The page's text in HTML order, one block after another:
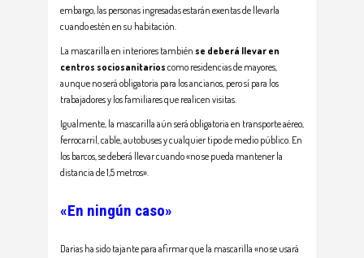
embargo, las personas ingresadas estarán exentas de llevarla
cuando estén en su habitación.
La mascarilla en interiores también se deberá llevar en
centros sociosanitarios como residencias de mayores,
aunque no será obligatoria para los ancianos, pero sí para los
trabajadores y los familiares que realicen visitas.
Igualmente, la mascarilla aún será obligatoria en transporte aéreo,
ferrocarril, cable, autobuses y cualquier tipo de medio público. En
los barcos, se deberá llevar cuando «no se pueda mantener la
distancia de 1,5 metros».
«En ningún caso»
Darias ha sido tajante para afirmar que la mascarilla «no se usará